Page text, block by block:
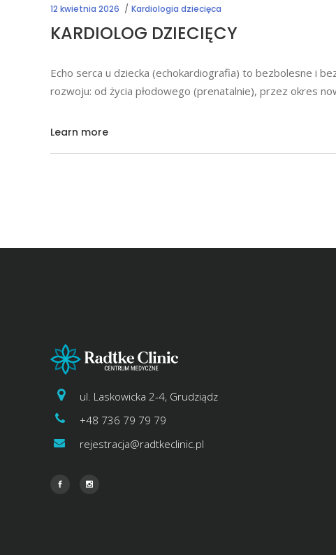
12 kwietnia 2026 Kardiologia dziecięca
KARDIOLOG DZIECIĘCY
Echo serca u dziecka (echokardiografia) to bezbolesne i
rozwoju: od życia płodowego (prenatalnie), przez okres
Learn more
ul. Laskowicka 2-4, Grudziądz
+48 736 79 79 79
rejestracja@radtkeclinic.pl